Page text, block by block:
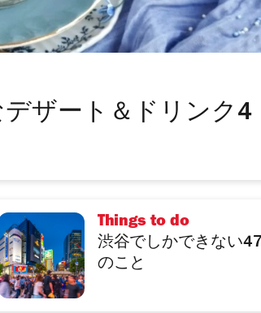
ザート＆ドリンク4
Things to do
渋谷でしかできない47
のこと